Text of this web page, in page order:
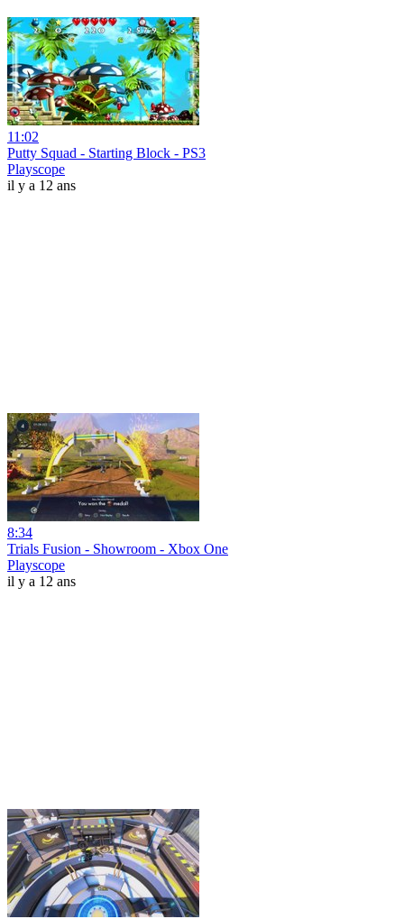
11:02
Putty Squad - Starting Block - PS3
Playscope
il y a 12 ans
8:34
Trials Fusion - Showroom - Xbox One
Playscope
il y a 12 ans